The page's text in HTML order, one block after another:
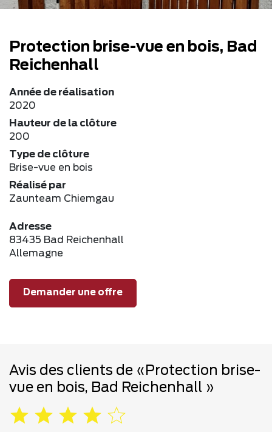
Protection brise-vue en bois, Bad
Reichenhall
Année de réalisation
2020
Hauteur de la clôture
200
Type de clôture
Brise-vue en bois
Réalisé par
Zaunteam Chiemgau
Adresse
83435 Bad Reichenhall
Allemagne
Demander une offre
Avis des clients de «Protection brise-
vue en bois, Bad Reichenhall »